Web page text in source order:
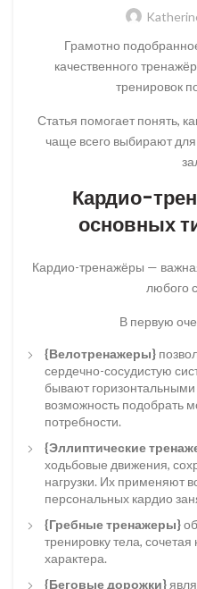
Грамотно
качественного
тренировок
Статья помогает понять,
чаще всего выбирают
Кардио-
основных
Кардио-тренажёры —
любого
В первую
{Велотренажеры}
сердечно-сосудистую
бывают
возможность подобрать
потребности.
{Эллиптические
ходьбовые движения,
нагрузки. Их применяют
персональных кардио
{Гребные тренажеры}
тренировку тела, сочетая
характера.
{Беговые дорожки}